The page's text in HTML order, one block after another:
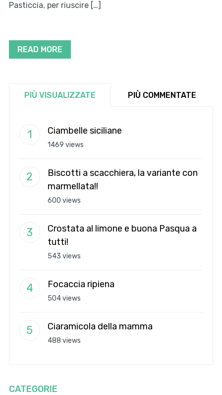
Pasticcia, per riuscire […]
READ MORE
PIÙ VISUALIZZATE PIÙ COMMENTATE
Ciambelle siciliane
1469 views
Biscotti a scacchiera, la variante con
marmellata!!
600 views
Crostata al limone e buona Pasqua a
tutti!
543 views
Focaccia ripiena
504 views
Ciaramicola della mamma
488 views
CATEGORIE